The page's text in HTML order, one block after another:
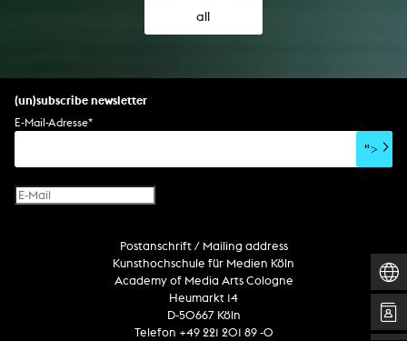
all
(un)subscribe newsletter
E-Mail-Adresse*
">
Postanschrift / Mailing address
Kunsthochschule für Medien Köln
Academy of Media Arts Cologne
Heumarkt 14
D-50667 Köln
Telefon +49 221 201 89 -0